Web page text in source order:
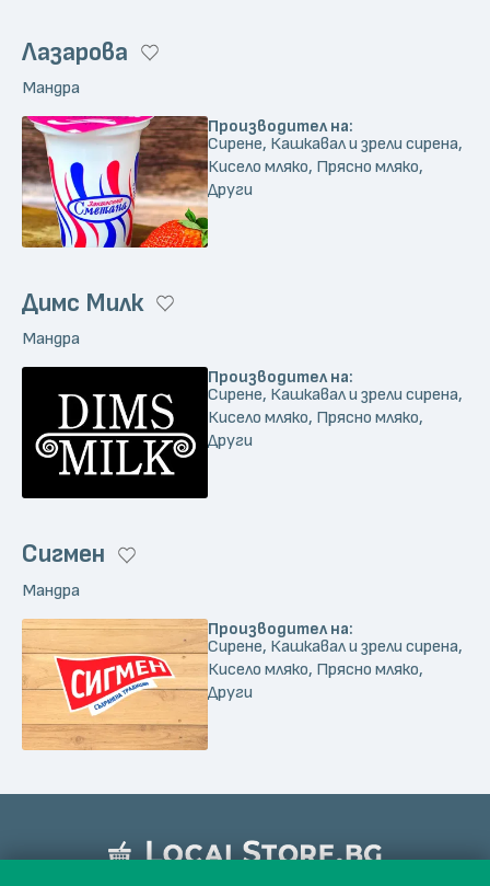
Лазарова
Мандра
Производител на:
Сирене, Кашкавал и зрели сирена,
Кисело мляко, Прясно мляко,
Други
Димс Милк
Мандра
Производител на:
Сирене, Кашкавал и зрели сирена,
Кисело мляко, Прясно мляко,
Други
Сигмен
Мандра
Производител на:
Сирене, Кашкавал и зрели сирена,
Кисело мляко, Прясно мляко,
Други